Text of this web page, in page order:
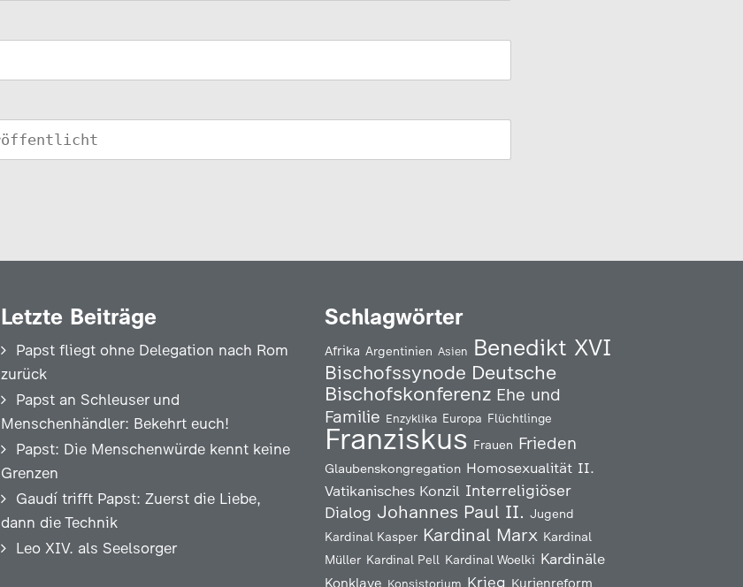
Letzte Beiträge
Papst fliegt ohne Delegation nach Rom
zurück
Papst an Schleuser und
Menschenhändler: Bekehrt euch!
Papst: Die Menschenwürde kennt keine
Grenzen
Gaudí trifft Papst: Zuerst die Liebe,
dann die Technik
Leo XIV. als Seelsorger
Schlagwörter
Afrika Argentinien Asien Benedikt XVI
Bischofssynode Deutsche
Bischofskonferenz Ehe und
Familie Enzyklika Europa Flüchtlinge
Franziskus Frauen Frieden
Glaubenskongregation Homosexualität II.
Vatikanisches Konzil Interreligiöser
Dialog Johannes Paul II. Jugend
Kardinal Kasper Kardinal Marx Kardinal
Müller Kardinal Pell Kardinal Woelki Kardinäle
Konklave Konsistorium Krieg Kurienreform